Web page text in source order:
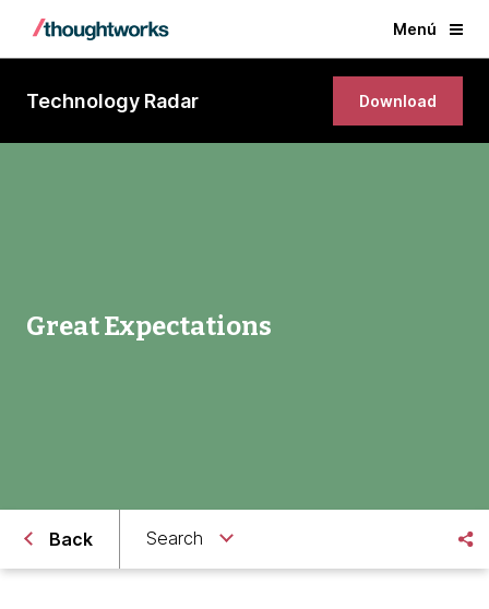
Menú
Technology Radar Download
Great Expectations
Back Search